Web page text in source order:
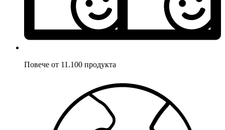
Повече от 11.100 продукта